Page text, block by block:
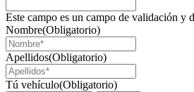
Este campo es un campo de validación y
Nombre(Obligatorio)
Apellidos(Obligatorio)
Tú vehículo(Obligatorio)